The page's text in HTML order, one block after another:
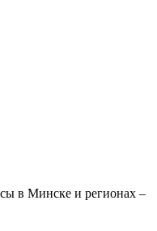
в Минске и регионах –